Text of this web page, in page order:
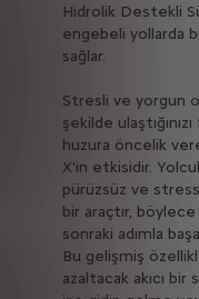
Hidrolik Destekli
engebeli yollarda
sağlar.
Stresli ve yorgun
şekilde
huzura öncelik
X'in etkisidir.
pürüzsüz ve
bir araçtır,
sonraki adımla
Bu gelişmiş
azaltacak akıcı